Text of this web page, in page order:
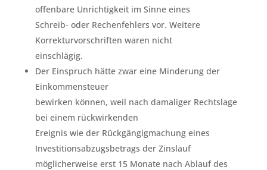
offenbare Unrichtigkeit im Sinne eines
Schreib- oder Rechenfehlers vor. Weitere
Korrekturvorschriften waren nicht
einschlägig.
Der Einspruch hätte zwar eine Minderung der
Einkommensteuer
bewirken können, weil nach damaliger Rechtslage
bei einem rückwirkenden
Ereignis wie der Rückgängigmachung eines
Investitionsabzugsbetrags der Zinslauf
möglicherweise erst 15 Monate nach Ablauf des